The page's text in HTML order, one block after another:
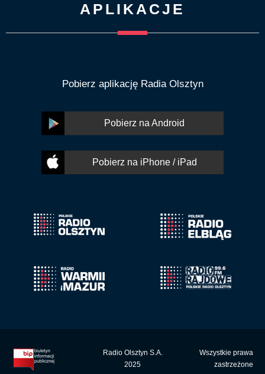
APLIKACJE
Pobierz aplikację Radia Olsztyn
Pobierz na Android
Pobierz na iPhone / iPad
Radio Olsztyn S.A.
2025
Wszystkie prawa
zastrzeżone